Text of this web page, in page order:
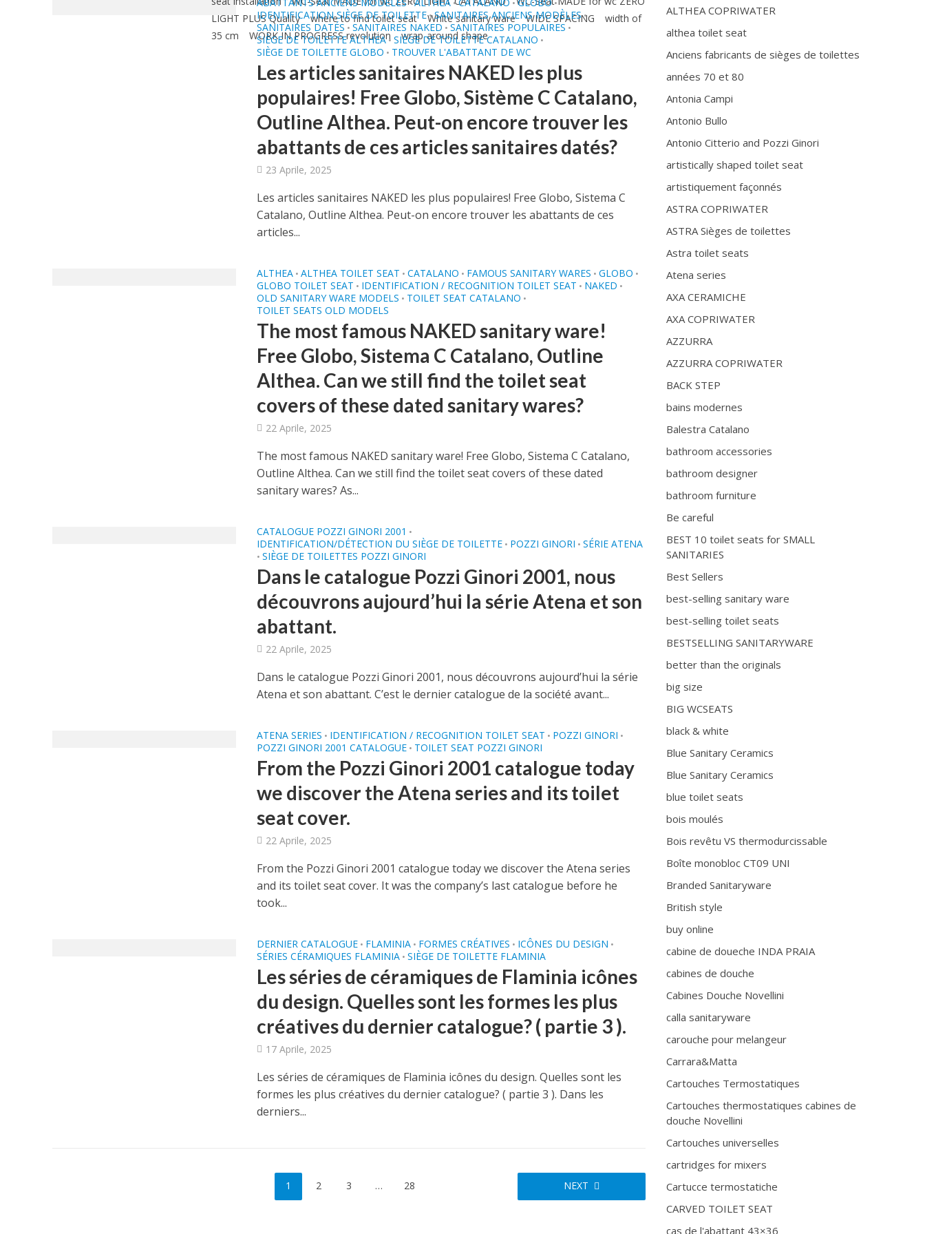
LIGHT PLUS Quality
where to find toilet seat White sanitary ware WIDE SPACING
width of
35 cm
WORK IN PROGRESS revolution wrap-around shape
• • • •
IDENTIFICATION SIÈGE DE TOILETTE•SANITAIRES ANCIENS MODÈLES•
SANITAIRES DATÉS • SANITAIRES NAKED • SANITAIRES POPULAIRES •
SIÈGE DE TOILETTE ALTHEA • SIÈGE DE TOILETTE CATALANO •
SIÈGE DE TOILETTE GLOBO • TROUVER L'ABATTANT DE WC
Les articles sanitaires NAKED les plus
populaires! Free Globo, Sistème C Catalano,
Outline Althea. Peut-on encore trouver les
abattants de ces articles sanitaires datés?
23 Aprile, 2025
Les articles sanitaires NAKED les plus populaires! Free Globo, Sistema C
Catalano, Outline Althea. Peut-on encore trouver les abattants de ces
articles...
ALTHEA • ALTHEA TOILET SEAT • CATALANO • FAMOUS SANITARY WARES • GLOBO •
GLOBO TOILET SEAT • IDENTIFICATION / RECOGNITION TOILET SEAT • NAKED •
OLD SANITARY WARE MODELS • TOILET SEAT CATALANO •
TOILET SEATS OLD MODELS
The most famous NAKED sanitary ware!
Free Globo, Sistema C Catalano, Outline
Althea. Can we still find the toilet seat
covers of these dated sanitary wares?
22 Aprile, 2025
The most famous NAKED sanitary ware! Free Globo, Sistema C Catalano,
Outline Althea. Can we still find the toilet seat covers of these dated
sanitary wares? As...
CATALOGUE POZZI GINORI 2001 •
IDENTIFICATION/DÉTECTION DU SIÈGE DE TOILETTE • POZZI GINORI • SÉRIE ATENA
• SIÈGE DE TOILETTES POZZI GINORI
Dans le catalogue Pozzi Ginori 2001, nous
découvrons aujourd’hui la série Atena et son
abattant.
22 Aprile, 2025
Dans le catalogue Pozzi Ginori 2001, nous découvrons aujourd’hui la série
Atena et son abattant. C’est le dernier catalogue de la société avant...
ATENA SERIES • IDENTIFICATION / RECOGNITION TOILET SEAT • POZZI GINORI •
POZZI GINORI 2001 CATALOGUE • TOILET SEAT POZZI GINORI
From the Pozzi Ginori 2001 catalogue today
we discover the Atena series and its toilet
seat cover.
22 Aprile, 2025
From the Pozzi Ginori 2001 catalogue today we discover the Atena series
and its toilet seat cover. It was the company’s last catalogue before he
took...
DERNIER CATALOGUE • FLAMINIA • FORMES CRÉATIVES • ICÔNES DU DESIGN •
SÉRIES CÉRAMIQUES FLAMINIA • SIÈGE DE TOILETTE FLAMINIA
Les séries de céramiques de Flaminia icônes
du design. Quelles sont les formes les plus
créatives du dernier catalogue? ( partie 3 ).
17 Aprile, 2025
Les séries de céramiques de Flaminia icônes du design. Quelles sont les
formes les plus créatives du dernier catalogue? ( partie 3 ). Dans les
derniers...
1 2 3 … 28 NEXT
ALTHEA COPRIWATER
althea toilet seat
Anciens fabricants de sièges de toilettes
années 70 et 80
Antonia Campi
Antonio Bullo
Antonio Citterio and Pozzi Ginori
artistically shaped toilet seat
artistiquement façonnés
ASTRA COPRIWATER
ASTRA Sièges de toilettes
Astra toilet seats
Atena series
AXA CERAMICHE
AXA COPRIWATER
AZZURRA
AZZURRA COPRIWATER
BACK STEP
bains modernes
Balestra Catalano
bathroom accessories
bathroom designer
bathroom furniture
Be careful
BEST 10 toilet seats for SMALL
SANITARIES
Best Sellers
best-selling sanitary ware
best-selling toilet seats
BESTSELLING SANITARYWARE
better than the originals
big size
BIG WCSEATS
black & white
Blue Sanitary Ceramics
Blue Sanitary Ceramics
blue toilet seats
bois moulés
Bois revêtu VS thermodurcissable
Boîte monobloc CT09 UNI
Branded Sanitaryware
British style
buy online
cabine de doueche INDA PRAIA
cabines de douche
Cabines Douche Novellini
calla sanitaryware
carouche pour melangeur
Carrara&Matta
Cartouches Termostatiques
Cartouches thermostatiques cabines de
douche Novellini
Cartouches universelles
cartridges for mixers
Cartucce termostatiche
CARVED TOILET SEAT
cas de l'abattant 43×36